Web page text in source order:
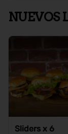
NUEVOS
Sliders x 6